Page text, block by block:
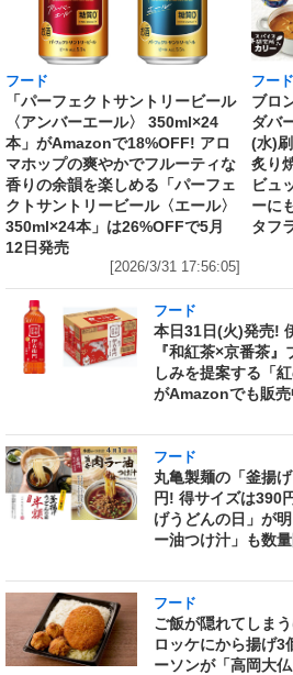
フード
「パーフェクトサントリービール
〈アンバーエール〉 350ml×24
本」がAmazonで18%OFF! アロ
マホップの爽やかでフルーティな
香りの余韻を楽しめる「パーフェ
クトサントリービール〈エール〉
350ml×24本」は26%OFFで5月
12日発売
[2026/3/31 17:56:05]
フード
ブロ
ダバ
(水)
炙り
ビュ
ーに
タフ
フード
本日31日(火)発売!
『和紅茶×京番茶
しみを提案する「
がAmazonでも販売
フード
丸亀製麺の「釜揚
円! 得サイズは390
げうどんの日」が
ー油つけ汁」も数
フード
ご飯が隠れてしま
ロッケにから揚げ3
ーソンが「高岡大